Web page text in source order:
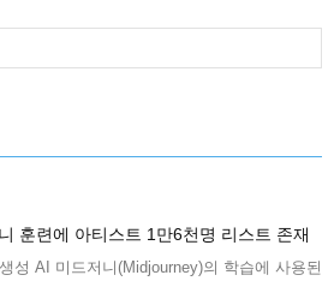
훈련에 아티스트 1만6천명 리스트 존재
성 AI 미드저니(Midjourney)의 학습에 사용된